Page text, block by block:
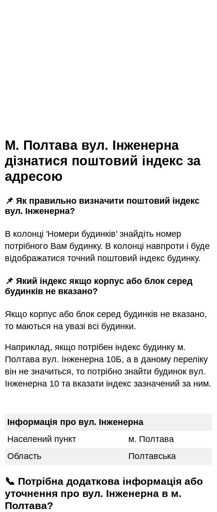
м. Полтава вул. Інженерна
дізнатися поштовий індекс за
адресою
📌 Як правильно визначити поштовий індекс
вул. Інженерна?
В колонці 'Номери будинків' знайдіть номер
потрібного Вам будинку. В колонці навпроти і буде
відображатися точний поштовий індекс будинку.
📌 Який індекс якщо корпус або блок серед
будинкiв не вказано?
Якщо корпус або блок серед будинкiв не вказано,
то маються на увазi всi будинки.
Наприклад, якщо потрiбен індекс будинку м.
Полтава вул. Інженерна 10Б, а в даному переліку
він не значиться, то потрібно знайти будинок вул.
Інженерна 10 та вказати індекс зазначений за ним.
Інформація про вул. Інженерна
Населений пункт
м. Полтава
Область
Полтавська
📞 Потрібна додаткова інформація або
уточнення про вул. Інженерна в м.
Полтава?